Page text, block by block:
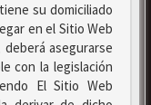
su domiciliado
en el Sitio Web
asegurarse
con la legislación
El Sitio Web